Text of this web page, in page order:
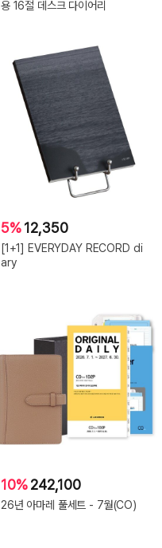
용 16절 데스크 다이어리
5%12,350
[1+1] EVERYDAY RECORD di
ary
10%242,100
26년 아마레 풀세트 - 7월(CO)